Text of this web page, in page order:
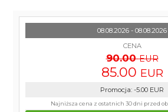
08.08.2026 - 08.08.2026
CENA
90.00 EUR
85.00 EUR
Promocja: -5.00 EUR
Najniższa cena z ostatnich 30 dni przed